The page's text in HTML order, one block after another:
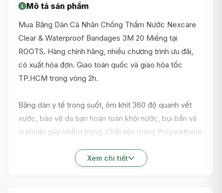
Mô tả sản phẩm
Mua Băng Dán Cá Nhân Chống Thấm Nước Nexcare
Clear & Waterproof Bandages 3M 20 Miếng tại
ROOTS. Hàng chính hãng, nhiều chương trình ưu đãi,
có xuất hóa đơn. Giao toàn quốc và giao hỏa tốc
TP.HCM trong vòng 2h.
Băng dán y tế trong suốt, ôm khít 360 độ quanh vết
xước, bảo vệ da bạn hoàn toàn khỏi nước, bụi bẩn và
vi khuẩn gây nhiễm trùng. Chất liệu màng Polyurethane
hoạt theo từng chuyển động của khớp tay chân, không
Xem chi tiết